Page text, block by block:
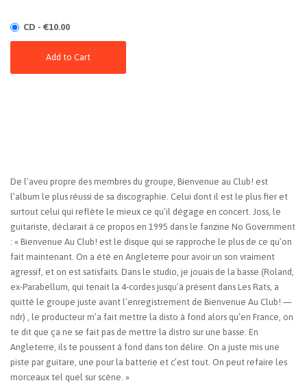
CD - €10.00
Add to Cart
De l’aveu propre des membres du groupe, Bienvenue au Club! est
l’album le plus réussi de sa discographie. Celui dont il est le plus fier et
surtout celui qui reflète le mieux ce qu’il dégage en concert. Joss, le
guitariste, déclarait à ce propos en 1995 dans le fanzine No Government
: « Bienvenue Au Club! est le disque qui se rapproche le plus de ce qu’on
fait maintenant. On a été en Angleterre pour avoir un son vraiment
agressif, et on est satisfaits. Dans le studio, je jouais de la basse (Roland,
ex-Parabellum, qui tenait la 4-cordes jusqu’à présent dans Les Rats, a
quitté le groupe juste avant l’enregistrement de Bienvenue Au Club! —
ndr) , le producteur m’a fait mettre la disto à fond alors qu’en France, on
te dit que ça ne se fait pas de mettre la distro sur une basse. En
Angleterre, ils te poussent à fond dans ton délire. On a juste mis une
piste par guitare, une pour la batterie et c’est tout. On peut refaire les
morceaux tel quel sur scène. »